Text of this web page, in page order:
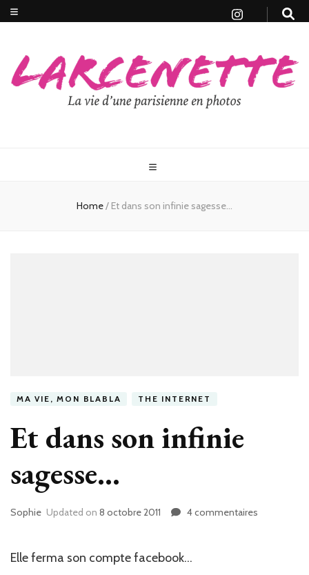
Home/ Et dans son infinie sagesse…
MA VIE, MON BLABLA THE INTERNET
Et dans son infinie
sagesse…
Sophie Updated on 8 octobre 2011 4 commentaires
Elle ferma son compte facebook…